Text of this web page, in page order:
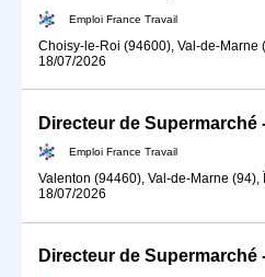
Emploi France Travail
Choisy-le-Roi (94600), Val-de-Marne
18/07/2026
Emploi France Travail
Valenton (94460), Val-de-Marne (94),
18/07/2026